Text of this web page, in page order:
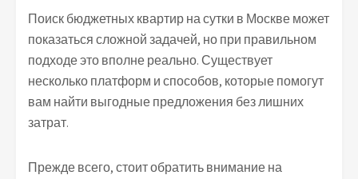
Поиск бюджетных квартир на сутки в Москве может
показаться сложной задачей, но при правильном
подходе это вполне реально. Существует
несколько платформ и способов, которые помогут
вам найти выгодные предложения без лишних
затрат.
Прежде всего, стоит обратить внимание на